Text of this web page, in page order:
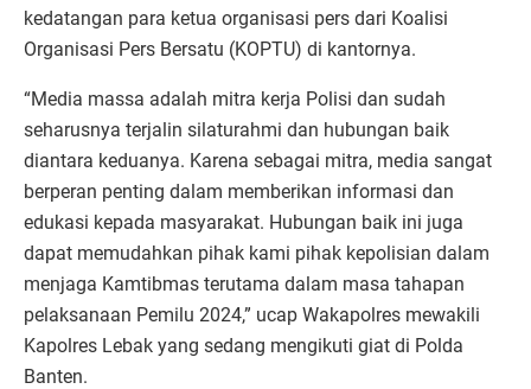
kedatangan para ketua organisasi pers dari Koalisi
Organisasi Pers Bersatu (KOPTU) di kantornya.
“Media massa adalah mitra kerja Polisi dan sudah
seharusnya terjalin silaturahmi dan hubungan baik
diantara keduanya. Karena sebagai mitra, media sangat
berperan penting dalam memberikan informasi dan
edukasi kepada masyarakat. Hubungan baik ini juga
dapat memudahkan pihak kami pihak kepolisian dalam
menjaga Kamtibmas terutama dalam masa tahapan
pelaksanaan Pemilu 2024,” ucap Wakapolres mewakili
Kapolres Lebak yang sedang mengikuti giat di Polda
Banten.